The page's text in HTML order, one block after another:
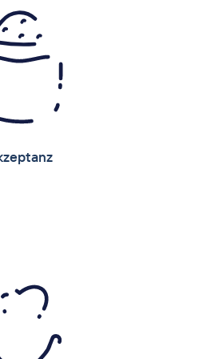
natürliche Gehalt an
Kupfer gepaart mit den
die Verdauung
positiven Effekt
Hautgesundheit.
Bierhefe
nutritive und spezielle
der Rezepturen, sie
die Akzeptanz